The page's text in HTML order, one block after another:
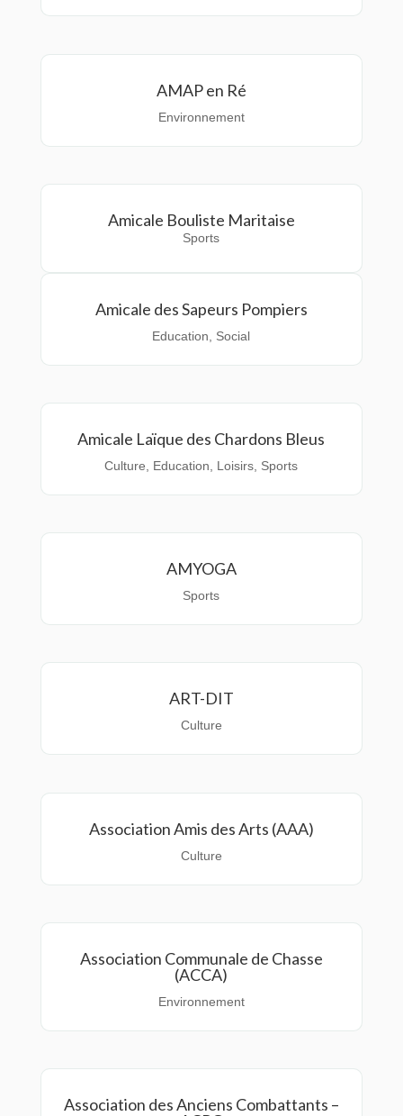
AMAP en Ré
Environnement
Amicale Bouliste Maritaise
Sports
Amicale des Sapeurs Pompiers
Education Social
Amicale Laïque des Chardons Bleus
Culture Education Loisirs Sports
AMYOGA
Sports
ART-DIT
Culture
Association Amis des Arts (AAA)
Culture
Association Communale de Chasse
(ACCA)
Environnement
Association des Anciens Combattants –